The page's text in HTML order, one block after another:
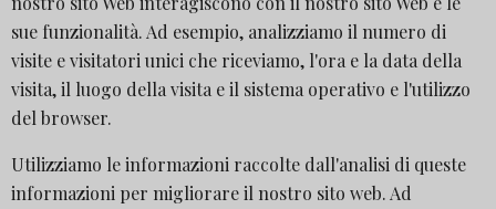
sue funzionalità. Ad esempio, analizziamo il numero di
visite e visitatori unici che riceviamo, l'ora e la data della
visita, il luogo della visita e il sistema operativo e l'utilizzo
del browser.
Utilizziamo le informazioni raccolte dall'analisi di queste
informazioni per migliorare il nostro sito web. Ad